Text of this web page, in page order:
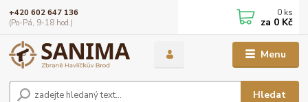
Menu
Hledat
+420 602 647 136
(Po-Pá, 9-18 hod.)
0 ks
za 0 Kč